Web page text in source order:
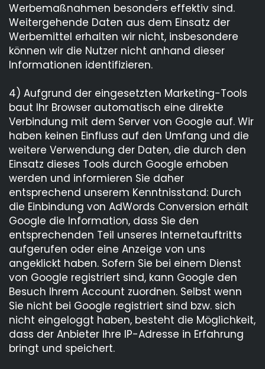
Werbemaßnahmen besonders effektiv sind.
Weitergehende Daten aus dem Einsatz der
Werbemittel erhalten wir nicht, insbesondere
können wir die Nutzer nicht anhand dieser
Informationen identifizieren.
4) Aufgrund der eingesetzten Marketing-Tools
baut Ihr Browser automatisch eine direkte
Verbindung mit dem Server von Google auf. Wir
haben keinen Einfluss auf den Umfang und die
weitere Verwendung der Daten, die durch den
Einsatz dieses Tools durch Google erhoben
werden und informieren Sie daher
entsprechend unserem Kenntnisstand: Durch
die Einbindung von AdWords Conversion erhält
Google die Information, dass Sie den
entsprechenden Teil unseres Internetauftritts
aufgerufen oder eine Anzeige von uns
angeklickt haben. Sofern Sie bei einem Dienst
von Google registriert sind, kann Google den
Besuch Ihrem Account zuordnen. Selbst wenn
Sie nicht bei Google registriert sind bzw. sich
nicht eingeloggt haben, besteht die Möglichkeit,
dass der Anbieter Ihre IP-Adresse in Erfahrung
bringt und speichert.